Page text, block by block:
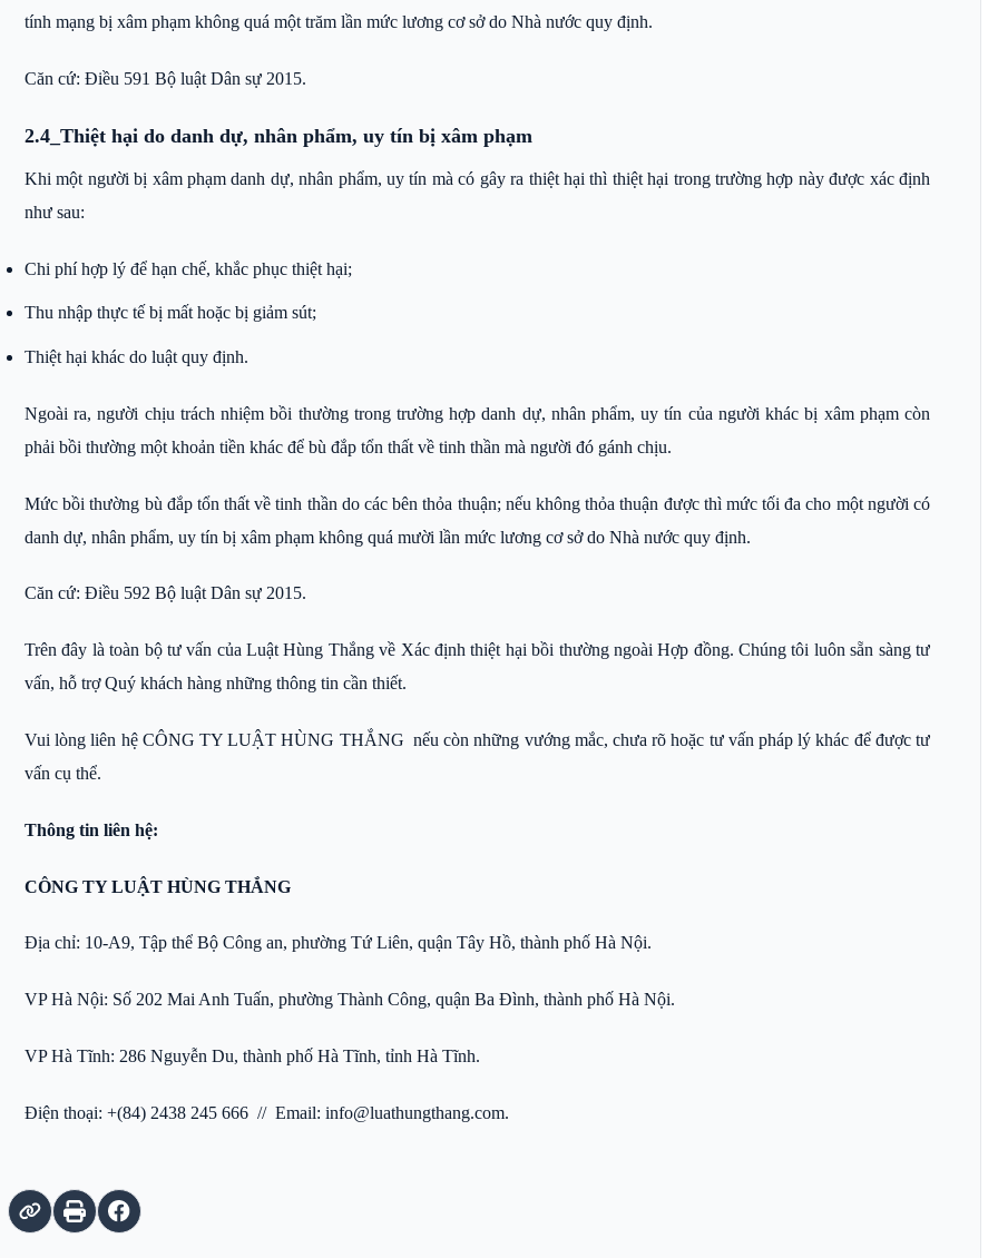
tính mạng bị xâm phạm không quá một trăm lần mức lương cơ sở do Nhà nước quy định.
Căn cứ: Điều 591 Bộ luật Dân sự 2015.
2.4_Thiệt hại do danh dự, nhân phẩm, uy tín bị xâm phạm
Khi một người bị xâm phạm danh dự, nhân phẩm, uy tín mà có gây ra thiệt hại thì thiệt hại trong trường hợp này được xác định
như sau:
Chi phí hợp lý để hạn chế, khắc phục thiệt hại;
Thu nhập thực tế bị mất hoặc bị giảm sút;
Thiệt hại khác do luật quy định.
Ngoài ra, người chịu trách nhiệm bồi thường trong trường hợp danh dự, nhân phẩm, uy tín của người khác bị xâm phạm còn
phải bồi thường một khoản tiền khác để bù đắp tổn thất về tinh thần mà người đó gánh chịu.
Mức bồi thường bù đắp tổn thất về tinh thần do các bên thỏa thuận; nếu không thỏa thuận được thì mức tối đa cho một người có
danh dự, nhân phẩm, uy tín bị xâm phạm không quá mười lần mức lương cơ sở do Nhà nước quy định.
Căn cứ: Điều 592 Bộ luật Dân sự 2015.
Trên đây là toàn bộ tư vấn của Luật Hùng Thắng về Xác định thiệt hại bồi thường ngoài Hợp đồng. Chúng tôi luôn sẵn sàng tư
vấn, hỗ trợ Quý khách hàng những thông tin cần thiết.
Vui lòng liên hệ CÔNG TY LUẬT HÙNG THẮNG nếu còn những vướng mắc, chưa rõ hoặc tư vấn pháp lý khác để được tư
vấn cụ thể.
Thông tin liên hệ:
CÔNG TY LUẬT HÙNG THẮNG
Địa chỉ: 10-A9, Tập thể Bộ Công an, phường Tứ Liên, quận Tây Hồ, thành phố Hà Nội.
VP Hà Nội: Số 202 Mai Anh Tuấn, phường Thành Công, quận Ba Đình, thành phố Hà Nội.
VP Hà Tĩnh: 286 Nguyễn Du, thành phố Hà Tĩnh, tỉnh Hà Tĩnh.
Điện thoại: +(84) 2438 245 666 // Email: info@luathungthang.com.